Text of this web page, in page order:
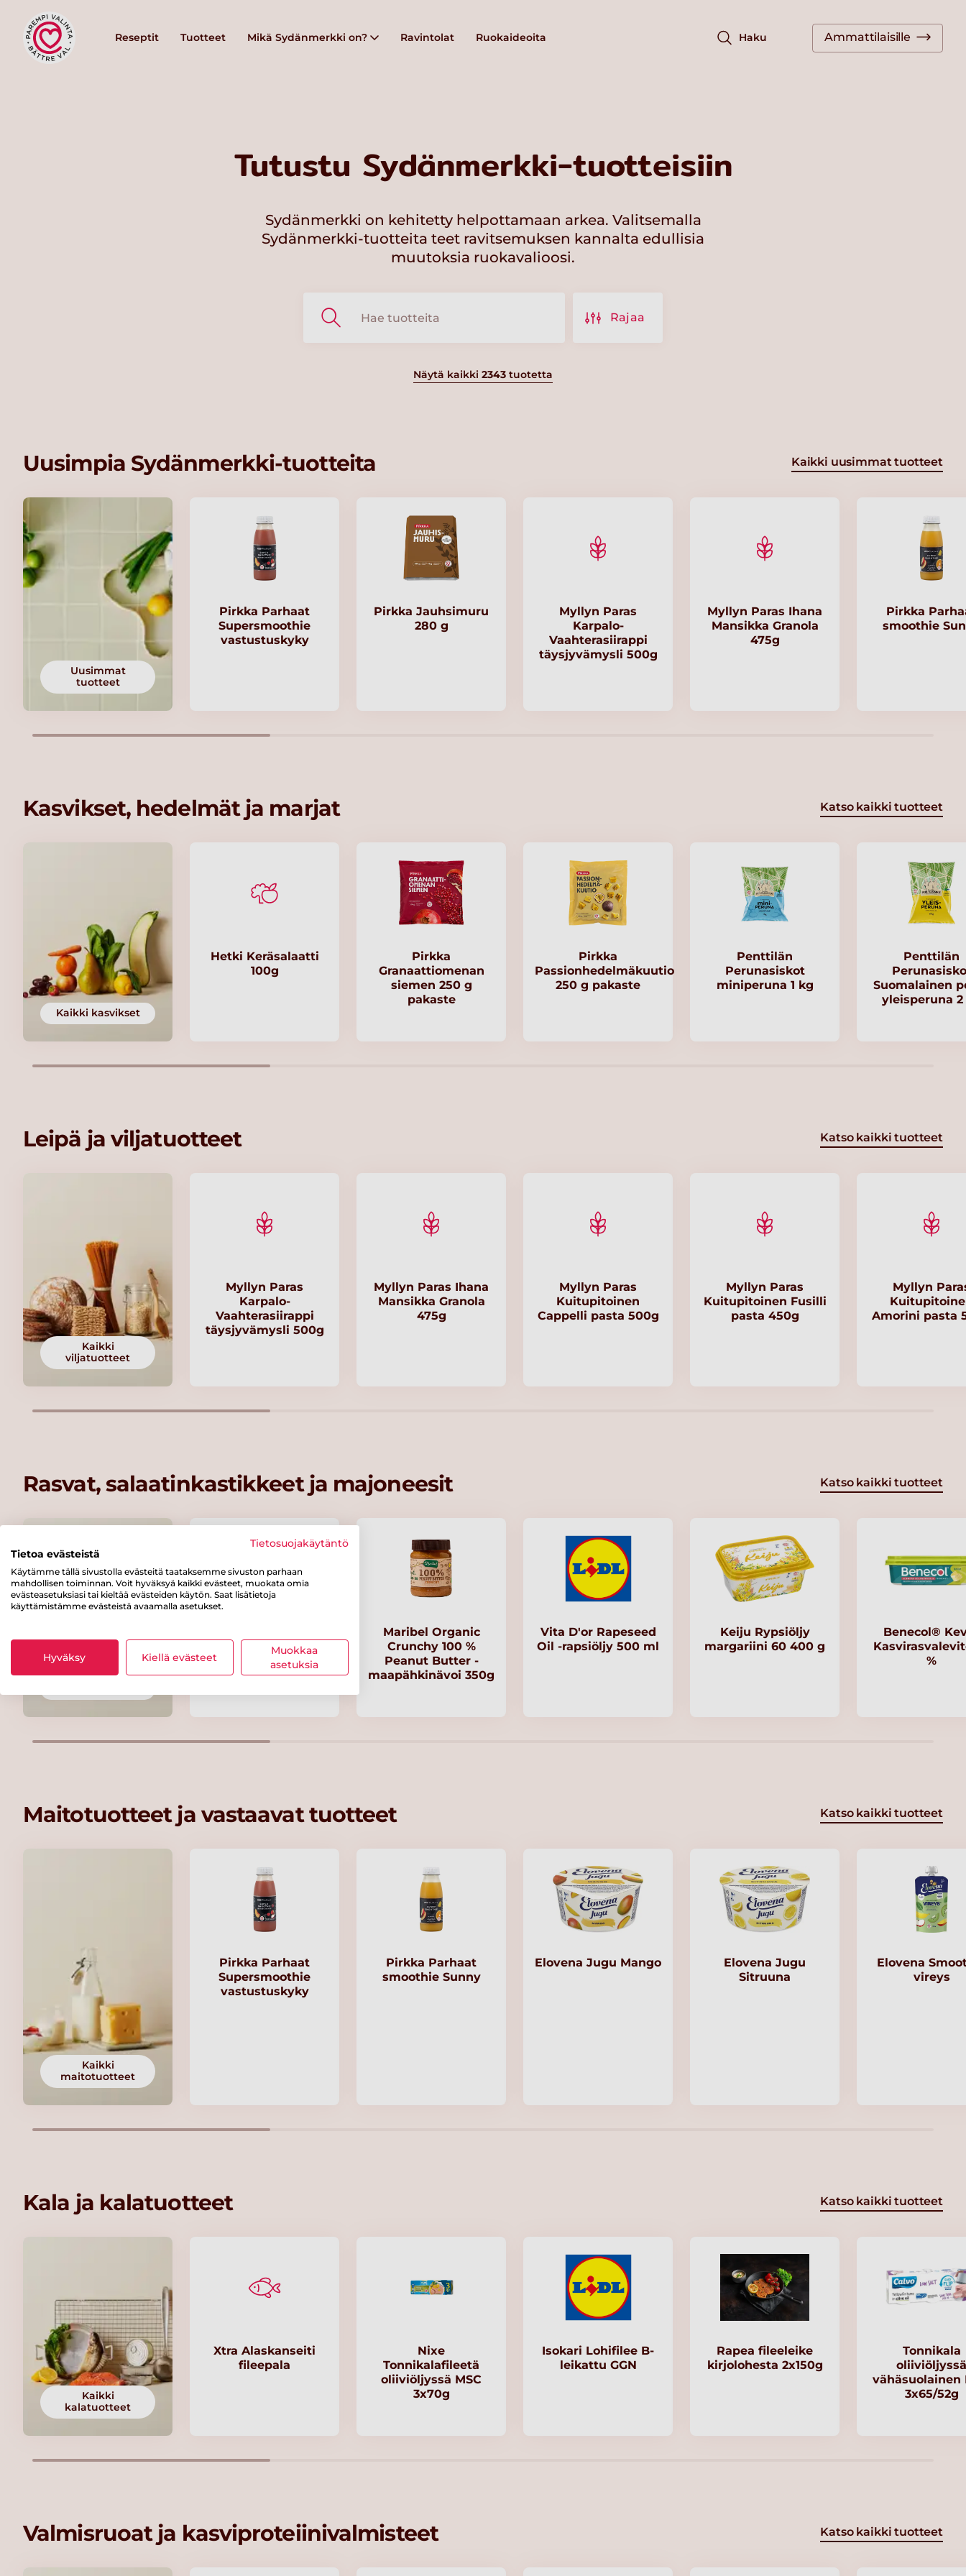
Reseptit Tuotteet Mikä Sydänmerkki on? Ravintolat Ruokaideoita Haku Ammattilaisille
Tutustu Sydänmerkki-tuotteisiin
Sydänmerkki on kehitetty helpottamaan arkea. Valitsemalla
Sydänmerkki-tuotteita teet ravitsemuksen kannalta edullisia
muutoksia ruokavalioosi.
Rajaa
Näytä kaikki 2343 tuotetta
Uusimpia Sydänmerkki-tuotteita Kaikki uusimmat tuotteet
Uusimmat
tuotteet
Pirkka Parhaat
Supersmoothie
vastustuskyky
Pirkka Jauhsimuru
280 g
Myllyn Paras
Karpalo-
Vaahterasiirappi
täysjyvämysli 500g
Myllyn Paras Ihana
Mansikka Granola
475g
Pirkka
smoothie
Kasvikset, hedelmät ja marjat Katso kaikki tuotteet
Kaikki kasvikset
Hetki Keräsalaatti
100g
Pirkka
Granaattiomenan
siemen 250 g
pakaste
Pirkka
Passionhedelmäkuutio
250 g pakaste
Penttilän
Perunasiskot
miniperuna 1 kg
Penttilän
Suomalainen
yleisperuna 2
Leipä ja viljatuotteet Katso kaikki tuotteet
Kaikki
viljatuotteet
Myllyn Paras
Karpalo-
Vaahterasiirappi
täysjyvämysli 500g
Myllyn Paras Ihana
Mansikka Granola
475g
Myllyn Paras
Kuitupitoinen
Cappelli pasta 500g
Myllyn Paras
Kuitupitoinen Fusilli
pasta 450g
Myllyn
Amorini pasta
Rasvat, salaatinkastikkeet ja majoneesit Katso kaikki tuotteet
Smooth 100 %
Peanut Butter -
maapähkinävoi 350g
Maribel Organic
Crunchy 100 %
Peanut Butter -
maapähkinävoi 350g
Vita D'or Rapeseed
Oil -rapsiöljy 500 ml
Keiju Rypsiöljy
margariini 60 400 g
Benecol®
%
Maitotuotteet ja vastaavat tuotteet Katso kaikki tuotteet
Kaikki
maitotuotteet
Pirkka Parhaat
Supersmoothie
vastustuskyky
Pirkka Parhaat
smoothie Sunny
Elovena Jugu Mango
Elovena Jugu
Sitruuna
Elovena
vireys
Kala ja kalatuotteet Katso kaikki tuotteet
Kaikki
kalatuotteet
Xtra Alaskanseiti
fileepala
Nixe
Tonnikalafileetä
oliiviöljyssä MSC
3x70g
Isokari Lohifilee B-
leikattu GGN
Rapea fileeleike
kirjolohesta 2x150g
Tonnikala
oliiviöljyssä
vähäsuolainen
3x65/52g
Valmisruoat ja kasviproteiinivalmisteet Katso kaikki tuotteet
Tietosuojakäytäntö
Tietoa evästeistä
Käytämme tällä sivustolla evästeitä taataksemme sivuston parhaan
mahdollisen toiminnan. Voit hyväksyä kaikki evästeet, muokata omia
evästeasetuksiasi tai kieltää evästeiden käytön. Saat lisätietoja
käyttämistämme evästeistä avaamalla asetukset.
Hyväksy Kiellä evästeet
Muokkaa
asetuksia